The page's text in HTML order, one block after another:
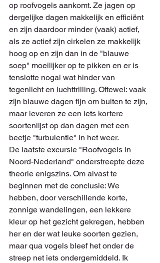
op roofvogels aankomt. Ze jagen op
dergelijke dagen makkelijk en efficiënt
en zijn daardoor minder (vaak) actief,
als ze actief zijn cirkelen ze makkelijk
hoog op en zijn dan in de "blauwe
soep" moeilijker op te pikken en er is
tenslotte nogal wat hinder van
tegenlicht en luchttrilling. Oftewel: vaak
zijn blauwe dagen fijn om buiten te zijn,
maar leveren ze een iets kortere
soortenlijst op dan dagen met een
beetje "turbulentie" in het weer.
De laatste excursie "Roofvogels in
Noord-Nederland" onderstreepte deze
theorie enigszins. Om alvast te
beginnen met de conclusie: We
hebben, door verschillende korte,
zonnige wandelingen, een lekkere
kleur op het gezicht gekregen, hebben
her en der wat leuke soorten gezien,
maar qua vogels bleef het onder de
streep net iets ondergemiddeld. Ik